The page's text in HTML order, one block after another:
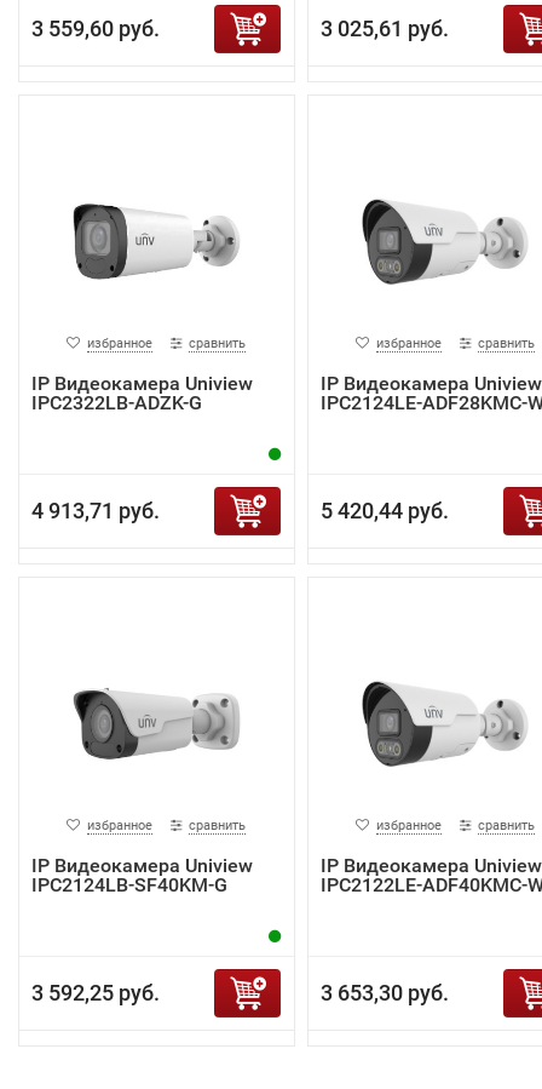
3 559,60 руб. 3 025,61 руб.
избранное сравнить
IP Видеокамера Uniview
IPC2322LB-ADZK-G
4 913,71 руб.
избранное сравнить
IP Видеокамера Uniview
IPC2124LE-ADF28KMC-
5 420,44 руб.
избранное сравнить
IP Видеокамера Uniview
IPC2124LB-SF40KM-G
3 592,25 руб.
избранное сравнить
IP Видеокамера Uniview
IPC2122LE-ADF40KMC-
3 653,30 руб.